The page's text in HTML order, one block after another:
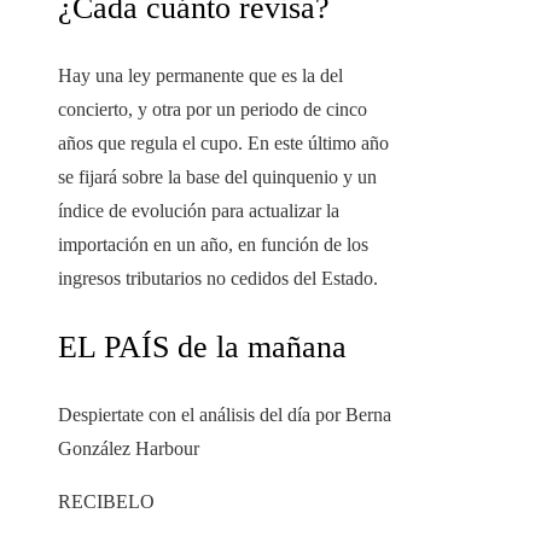
¿Cada cuánto revisa?
Hay una ley permanente que es la del
concierto, y otra por un periodo de cinco
años que regula el cupo. En este último año
se fijará sobre la base del quinquenio y un
índice de evolución para actualizar la
importación en un año, en función de los
ingresos tributarios no cedidos del Estado.
EL PAÍS de la mañana
Despiertate con el análisis del día por Berna
González Harbour
RECIBELO